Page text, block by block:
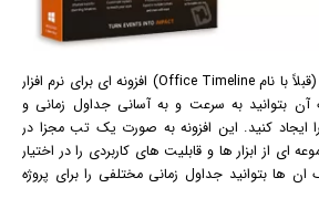
(قبلاً با نام Office Timeline) افزونه ای برای نرم افزار
آن بتوانید به سرعت و به آسانی جداول زمانی و
ایجاد کنید. این افزونه به صورت یک تب مجزا در
ای از ابزار ها و قابلیت های کاربردی را در اختیار
ها بتوانید جداول زمانی مختلفی را برای پروژه